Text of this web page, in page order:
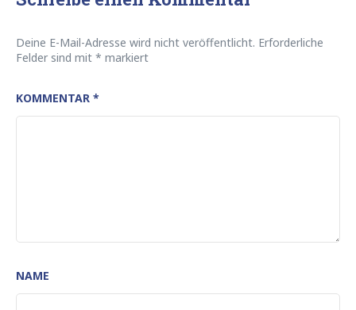
Deine E-Mail-Adresse wird nicht veröffentlicht. Erforderliche
Felder sind mit * markiert
KOMMENTAR *
NAME